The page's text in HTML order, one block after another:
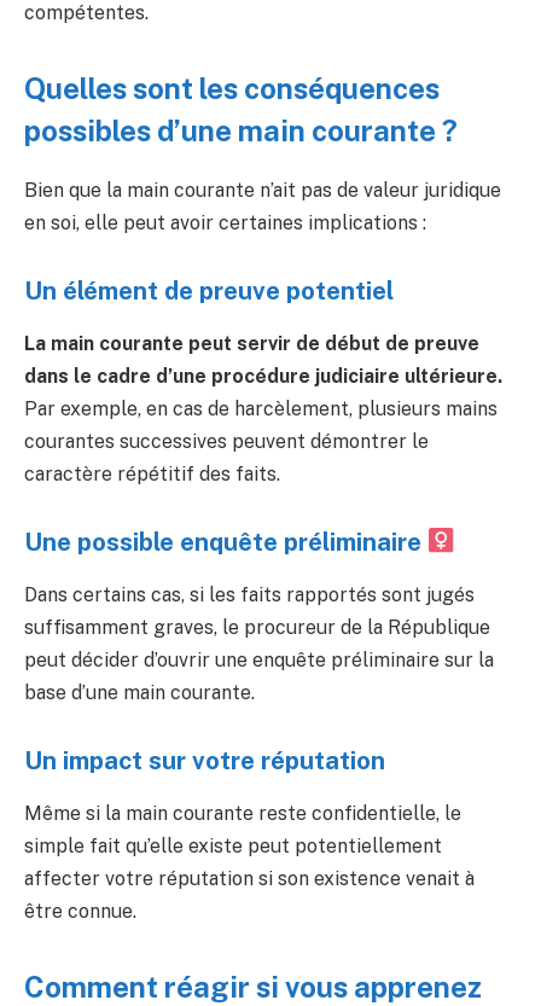
compétentes.
Quelles sont les conséquences
possibles d’une main courante ?
Bien que la main courante n’ait pas de valeur juridique
en soi, elle peut avoir certaines implications :
Un élément de preuve potentiel
La main courante peut servir de début de preuve
dans le cadre d’une procédure judiciaire ultérieure.
Par exemple, en cas de harcèlement, plusieurs mains
courantes successives peuvent démontrer le
caractère répétitif des faits.
Une possible enquête préliminaire
Dans certains cas, si les faits rapportés sont jugés
suffisamment graves, le procureur de la République
peut décider d’ouvrir une enquête préliminaire sur la
base d’une main courante.
Un impact sur votre réputation
Même si la main courante reste confidentielle, le
simple fait qu’elle existe peut potentiellement
affecter votre réputation si son existence venait à
être connue.
Comment réagir si vous apprenez